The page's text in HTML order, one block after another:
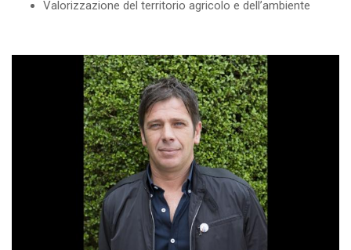
Valorizzazione del territorio agricolo e dell’ambiente